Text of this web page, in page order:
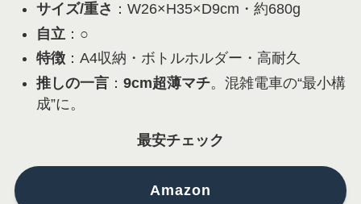
サイズ/重さ ：W26×H35×D9cm・約680g
自立 ：○
特徴：A4収納・ボトルホルダー・高耐久
推しの一言： 9cm超薄マチ。混雑電車の“最小構
成”に。
最安チェック
Amazon